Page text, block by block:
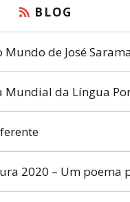
BLOG
de José
Mundial da Língua
2020 – Um poema